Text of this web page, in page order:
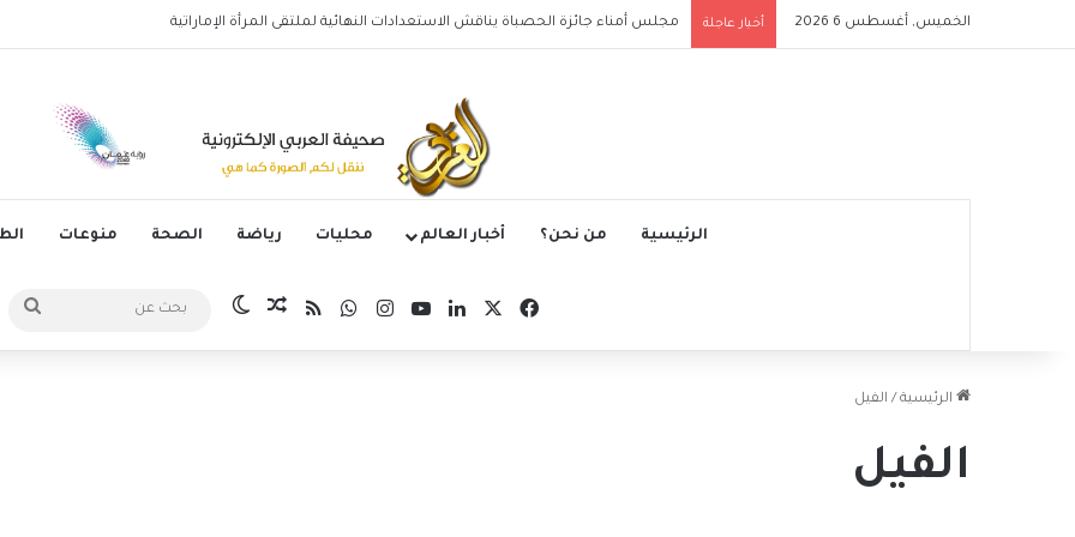
الخميس, أغسطس 6 2026 أخبار عاجلة ملعب الرياض إير ميتروبوليتانو يستضيف قمة إسبانيا وإنجلترا في دوري الأمم الأوروبية
الرئيسية من نحن؟ أخبار العالم محليات رياضة الصحة منوعات
فيسبوك لينكدإن‫YouTubeانستقرامواتسابملخص الموقع RSS
مقال عشوائي
الوضع المظلم
عن
الرئيسية / الفيل
الفيل